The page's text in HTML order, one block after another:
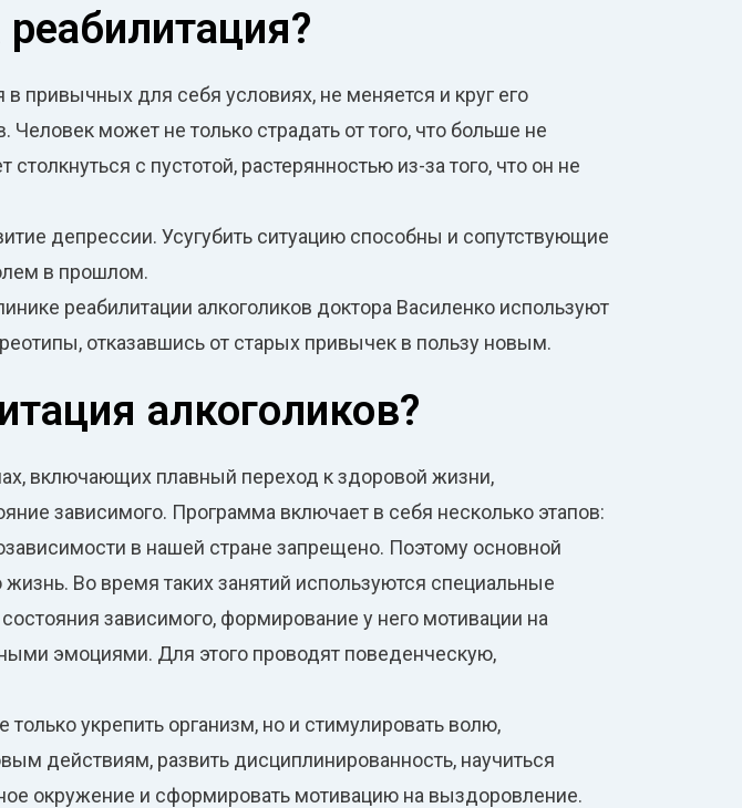
привычных для себя условиях, не меняется и круг его
может не только страдать от того, что больше не
с пустотой, растерянностью из-за того, что он не
депрессии. Усугубить ситуацию способны и сопутствующие
в прошлом.
реабилитации алкоголиков доктора Василенко используют
отказавшись от старых привычек в пользу новым.
алкоголиков?
включающих плавный переход к здоровой жизни,
зависимого. Программа включает в себя несколько этапов:
в нашей стране запрещено. Поэтому основной
Во время таких занятий используются специальные
зависимого, формирование у него мотивации на
эмоциями. Для этого проводят поведенческую,
укрепить организм, но и стимулировать волю,
действиям, развить дисциплинированность, научиться
окружение и сформировать мотивацию на выздоровление.